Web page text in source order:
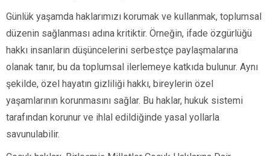
Günlük yaşamda haklarımızı korumak ve kullanmak, toplumsal
düzenin sağlanması adına kritiktir. Örneğin, ifade özgürlüğü
hakkı insanların düşüncelerini serbestçe paylaşmalarına
olanak tanır, bu da toplumsal ilerlemeye katkıda bulunur. Aynı
şekilde, özel hayatın gizliliği hakkı, bireylerin özel
yaşamlarının korunmasını sağlar. Bu haklar, hukuk sistemi
tarafından korunur ve ihlal edildiğinde yasal yollarla
savunulabilir.